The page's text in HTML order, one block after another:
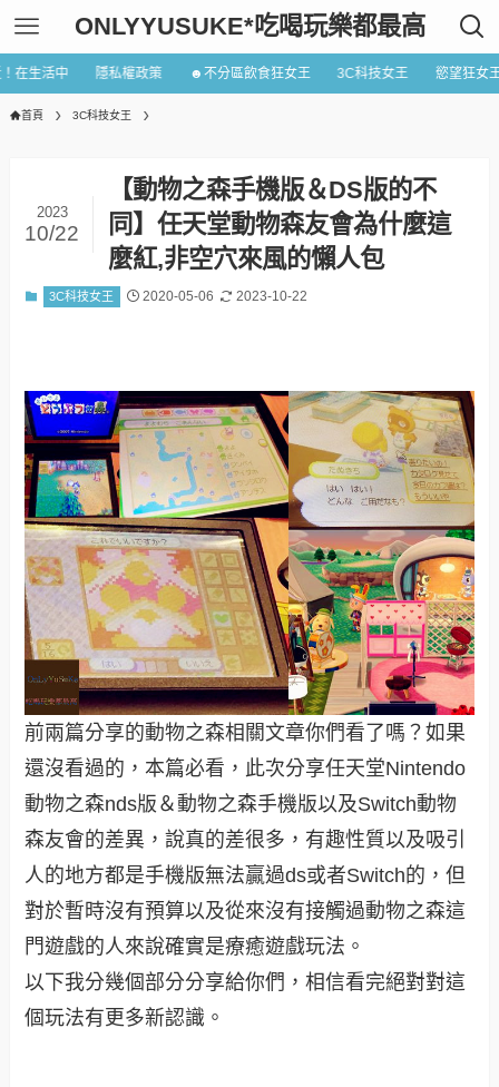
ONLYYUSUKE*吃喝玩樂都最高
在生活中 隱私權政策 ☻不分區飲食狂女王 3C科技女王 慾望狂女
首頁 3C科技女王
【動物之森手機版＆DS版的不
同】任天堂動物森友會為什麼這
麼紅,非空穴來風的懶人包
2023
10/22
3C科技女王 2020-05-06 2023-10-22
前兩篇分享的動物之森相關文章你們看了嗎？如果
還沒看過的，本篇必看，此次分享任天堂Nintendo
動物之森nds版＆動物之森手機版以及Switch動物
森友會的差異，說真的差很多，有趣性質以及吸引
人的地方都是手機版無法贏過ds或者Switch的，但
對於暫時沒有預算以及從來沒有接觸過動物之森這
門遊戲的人來說確實是療癒遊戲玩法。
以下我分幾個部分分享給你們，相信看完絕對對這
個玩法有更多新認識。